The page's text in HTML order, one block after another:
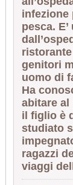
infezione
pesca.
ristorante
genitori
uomo di
Ha
abitare al
il figlio è
studiato
ragazzi
viaggi